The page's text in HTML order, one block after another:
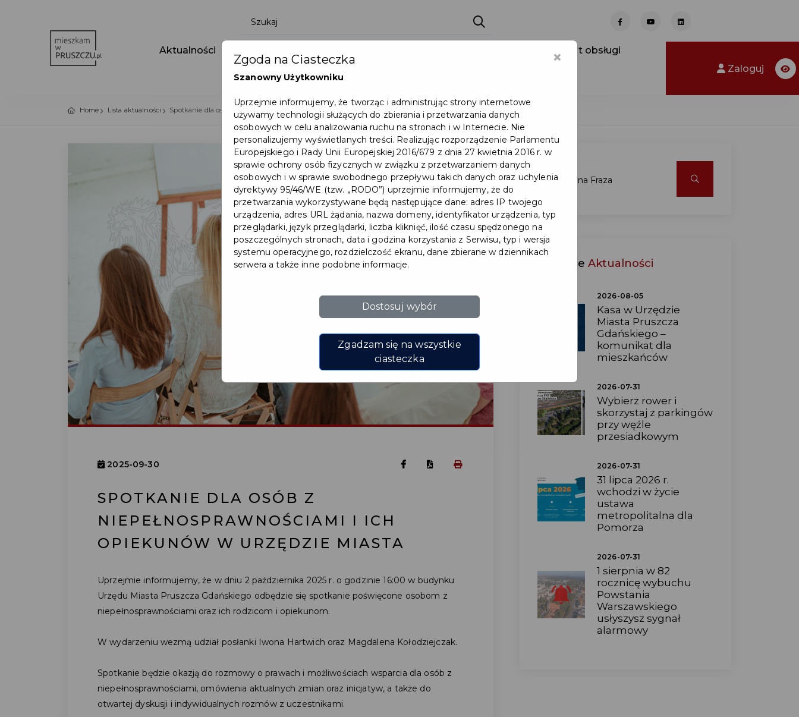
Aktualności Punkt obsługi
Dokumenty
Zaloguj
Home Lista aktualności Spotkanie dla osób z niepełnosprawnościami i ich opiekunów w Urzędzie Miasta
2025-09-30
SPOTKANIE DLA OSÓB Z
NIEPEŁNOSPRAWNOŚCIAMI I ICH
OPIEKUNÓW W URZĘDZIE MIASTA
Uprzejmie informujemy, że w dniu 2 października 2025 r. o godzinie 16:00 w budynku
Urzędu Miasta Pruszcza Gdańskiego odbędzie się spotkanie poświęcone osobom z
niepełnosprawnościami oraz ich rodzicom i opiekunom.
W wydarzeniu wezmą udział posłanki Iwona Hartwich oraz Magdalena Kołodziejczak.
Spotkanie będzie okazją do rozmowy o prawach i możliwościach wsparcia dla osób z
niepełnosprawnościami, omówienia aktualnych zmian oraz inicjatyw, a także do
otwartej dyskusji i indywidualnych rozmów z uczestnikami.
Ostatnie Aktualności
2026-08-05
Kasa w Urzędzie
Miasta Pruszcza
Gdańskiego –
komunikat dla
mieszkańców
2026-07-31
Wybierz rower i
skorzystaj z parkingów
przy węźle
przesiadkowym
2026-07-31
31 lipca 2026 r.
wchodzi w życie
ustawa
metropolitalna dla
Pomorza
2026-07-31
1 sierpnia w 82
rocznicę wybuchu
Powstania
Warszawskiego
usłyszysz sygnał
alarmowy
×
Zgoda na Ciasteczka
Szanowny Użytkowniku
Uprzejmie informujemy, że tworząc i administrując strony internetowe
używamy technologii służących do zbierania i przetwarzania danych
osobowych w celu analizowania ruchu na stronach i w Internecie. Nie
personalizujemy wyświetlanych treści. Realizując rozporządzenie Parlamentu
Europejskiego i Rady Unii Europejskiej 2016/679 z dnia 27 kwietnia 2016 r. w
sprawie ochrony osób fizycznych w związku z przetwarzaniem danych
osobowych i w sprawie swobodnego przepływu takich danych oraz uchylenia
dyrektywy 95/46/WE (tzw. „RODO”) uprzejmie informujemy, że do
przetwarzania wykorzystywane będą następujące dane: adres IP twojego
urządzenia, adres URL żądania, nazwa domeny, identyfikator urządzenia, typ
przeglądarki, język przeglądarki, liczba kliknięć, ilość czasu spędzonego na
poszczególnych stronach, data i godzina korzystania z Serwisu, typ i wersja
systemu operacyjnego, rozdzielczość ekranu, dane zbierane w dziennikach
serwera a także inne podobne informacje.
Dostosuj wybór
Zgadzam się na wszystkie
ciasteczka